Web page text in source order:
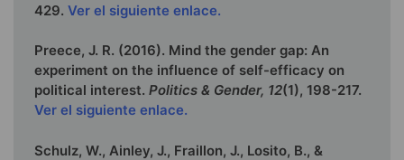
429. Ver el siguiente enlace.
Preece, J. R. (2016). Mind the gender gap: An
experiment on the influence of self-efficacy on
political interest. Politics & Gender, 12(1), 198-217.
Ver el siguiente enlace.
Schulz, W., Ainley, J., Fraillon, J., Losito, B., &